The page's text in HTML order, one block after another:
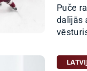
Puče
dalījās